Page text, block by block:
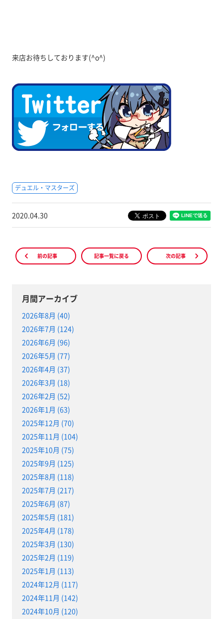
来店お待ちしております(^o^)
デュエル・マスターズ
2020.04.30
前の記事 記事一覧に戻る 次の記事
月間アーカイブ
2026年8月 (40)
2026年7月 (124)
2026年6月 (96)
2026年5月 (77)
2026年4月 (37)
2026年3月 (18)
2026年2月 (52)
2026年1月 (63)
2025年12月 (70)
2025年11月 (104)
2025年10月 (75)
2025年9月 (125)
2025年8月 (118)
2025年7月 (217)
2025年6月 (87)
2025年5月 (181)
2025年4月 (178)
2025年3月 (130)
2025年2月 (119)
2025年1月 (113)
2024年12月 (117)
2024年11月 (142)
2024年10月 (120)